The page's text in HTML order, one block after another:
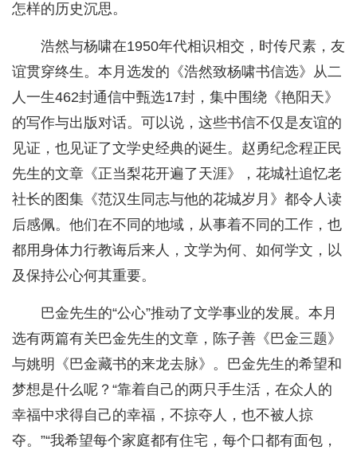
怎样的历史沉思。
浩然与杨啸在1950年代相识相交，时传尺素，友
谊贯穿终生。本月选发的《浩然致杨啸书信选》从二
人一生462封通信中甄选17封，集中围绕《艳阳天》
的写作与出版对话。可以说，这些书信不仅是友谊的
见证，也见证了文学史经典的诞生。赵勇纪念程正民
先生的文章《正当梨花开遍了天涯》，花城社追忆老
社长的图集《范汉生同志与他的花城岁月》都令人读
后感佩。他们在不同的地域，从事着不同的工作，也
都用身体力行教诲后来人，文学为何、如何学文，以
及保持公心何其重要。
巴金先生的“公心”推动了文学事业的发展。本月
选有两篇有关巴金先生的文章，陈子善《巴金三题》
与姚明《巴金藏书的来龙去脉》。巴金先生的希望和
梦想是什么呢？“靠着自己的两只手生活，在众人的
幸福中求得自己的幸福，不掠夺人，也不被人掠
夺。”“我希望每个家庭都有住宅，每个口都有面包，